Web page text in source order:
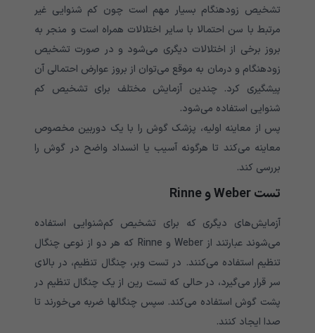
تشخیص زودهنگام بسیار مهم است چون کم شنوایی غیر
مرتبط با سن احتمالا با سایر اختلالات همراه است و منجر به
بروز برخی از اختلالات دیگری می‌‌‌‌‌‌‌‌‌‌‌‌‌‌‌‌‌‌‌‌‌‌‌‌‌‌‌‌‌‌‌‌‌‌‌‌‌شود و در صورت تشخیص
زودهنگام و درمان به موقع می‌‌‌‌‌‌‌‌‌‌‌‌‌‌‌‌‌‌‌‌‌‌‌‌‌‌‌‌‌‌‌‌‌‌‌‌‌توان از بروز عوارض احتمالی آن
پیشگیری کرد. چندین آزمایش مختلف برای تشخیص کم
شنوایی استفاده می‌‌‌‌‌‌‌‌‌‌‌‌‌‌‌‌‌‌‌‌‌‌‌‌‌‌‌‌‌‌‌‌‌‌‌‌‌شود.
پس از معاینه اولیه، پزشک گوش را با یک دوربین مخصوص
معاینه می‌‌‌‌‌‌‌‌‌‌‌‌‌‌‌‌‌‌‌‌‌‌‌‌‌‌‌‌‌‌‌‌‌‌‌‌‌کند تا هرگونه آسیب یا انسداد واضح در گوش را
بررسی کند.
تست Weber و Rinne
آزمایش‌های دیگری که برای تشخیص کم‌شنوایی استفاده
می‌شوند عبارتند از Weber و Rinne که هر دو از نوعی چنگال
تنظیم استفاده می‌کنند. در تست وبر، چنگال تنظیم، در بالای
سر قرار می‌‌‌‌‌‌‌‌‌‌‌‌‌‌‌‌‌‌‌‌‌‌‌‌‌‌‌‌‌‌‌‌‌‌‌‌‌گیرد، در حالی که تست رین از یک چنگال تنظیم در
پشت گوش استفاده می‌‌‌‌‌‌‌‌‌‌‌‌‌‌‌‌‌‌‌‌‌‌‌‌‌‌‌‌‌‌‌‌‌‌‌‌‌کند. سپس چنگالها ضربه می‌‌‌‌‌‌‌‌‌‌‌‌‌‌‌‌‌‌‌‌‌‌‌‌‌‌‌‌‌‌‌‌‌‌‌‌‌خورند تا
صدا ایجاد کنند.